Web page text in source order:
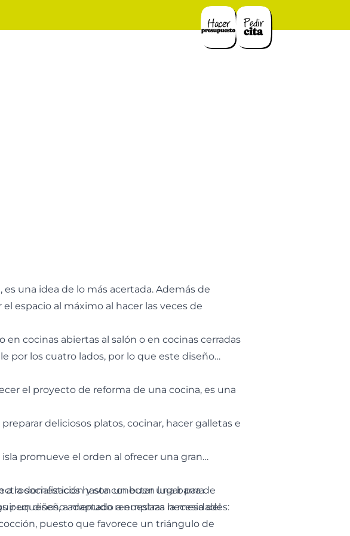
una idea de lo más acertada. Además de
espacio al máximo al hacer las veces de
cocinas abiertas al salón o en cocinas cerradas
por los cuatro lados, por lo que este diseño
el proyecto de reforma de una cocina, es una
deliciosos platos, cocinar, hacer galletas e
promueve el orden al ofrecer una gran
la socialización y son un buen lugar para
pequeños, a menudo reemplaza la mesa del
hasta conectar una barra de
un diseño adaptado a nuestras necesidades:
puesto que favorece un triángulo de